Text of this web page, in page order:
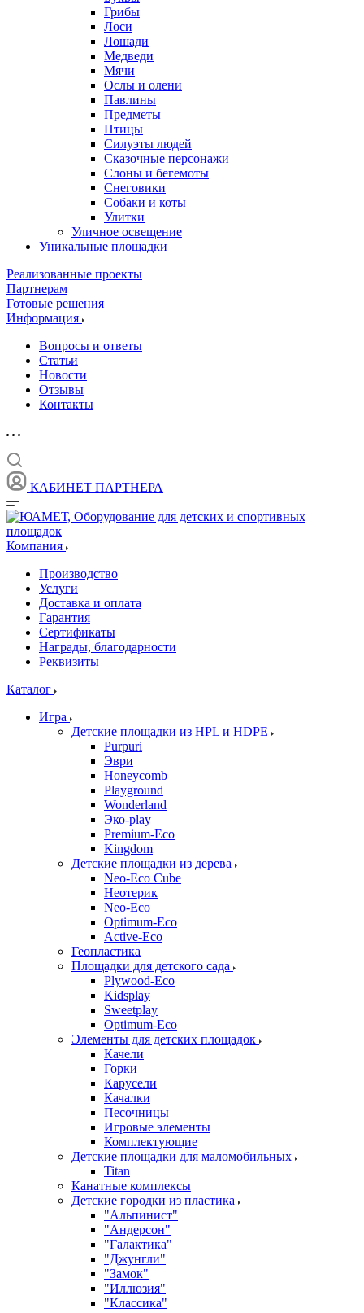
Грибы
Лоси
Лошади
Медведи
Мячи
Ослы и олени
Павлины
Предметы
Птицы
Силуэты людей
Сказочные персонажи
Слоны и бегемоты
Снеговики
Собаки и коты
Улитки
Уличное освещение
Уникальные площадки
Реализованные проекты
Партнерам
Готовые решения
Информация
Вопросы и ответы
Статьи
Новости
Отзывы
Контакты
КАБИНЕТ ПАРТНЕРА
Компания
Производство
Услуги
Доставка и оплата
Гарантия
Сертификаты
Награды, благодарности
Реквизиты
Каталог
Игра
Детские площадки из HPL и HDPE
Purpuri
Эври
Honeycomb
Playground
Wonderland
Эко-play
Premium-Eco
Kingdom
Детские площадки из дерева
Neo-Eco Cube
Неотерик
Neo-Eco
Оptimum-Еco
Active-Eco
Геопластика
Площадки для детского сада
Plywood-Eco
Kidsplay
Sweetplay
Оptimum-Еco
Элементы для детских площадок
Качели
Горки
Карусели
Качалки
Песочницы
Игровые элементы
Комплектующие
Детские площадки для маломобильных
Titan
Канатные комплексы
Детские городки из пластика
"Альпинист"
"Андерсон"
"Галактика"
"Джунгли"
"Замок"
"Иллюзия"
"Классика"